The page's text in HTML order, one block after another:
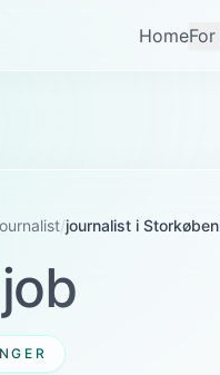
Home
/journalist i